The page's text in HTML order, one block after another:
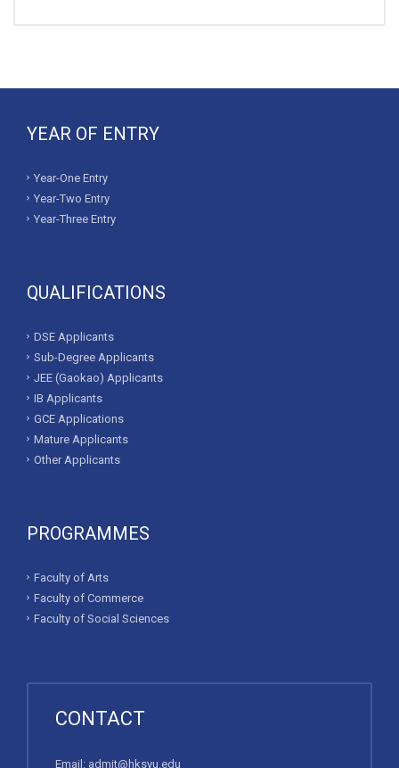
YEAR OF ENTRY
Year-One Entry
Year-Two Entry
Year-Three Entry
QUALIFICATIONS
DSE Applicants
Sub-Degree Applicants
JEE (Gaokao) Applicants
IB Applicants
GCE Applications
Mature Applicants
Other Applicants
PROGRAMMES
Faculty of Arts
Faculty of Commerce
Faculty of Social Sciences
CONTACT
Email: admit@hksyu.edu